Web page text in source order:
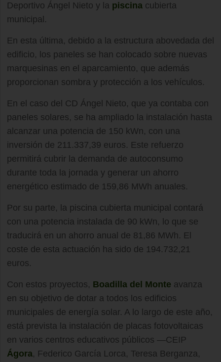
Deportivo Ángel Nieto y la piscina cubierta
municipal.
En esta última, debido a la estructura abovedada del
edificio, los paneles se han colocado sobre nuevas
marquesinas en el aparcamiento, que además
proporcionan sombra y protección a los vehículos.
En el caso del CD Ángel Nieto, que ya contaba con
paneles solares, se ha ampliado la instalación hasta
alcanzar una potencia de 150 kWn, con una
inversión de 211.337,39 euros. Este refuerzo
permitirá cubrir la demanda de autoconsumo
durante toda la jornada y generar un ahorro
energético estimado de 159,86 MWh anuales.
Por su parte, la piscina cubierta municipal contará
con una potencia instalada de 90 kWn, lo que se
traducirá en un ahorro anual de 81,86 MWh. El
coste de esta actuación ha sido de 194.732,21
euros.
Con estos proyectos, Boadilla del Monte avanza
en su objetivo de dotar a todos los edificios
municipales de energía solar. A lo largo de este año,
está prevista la instalación de placas fotovoltaicas
en varios centros educativos públicos —CEIP
Ágora, Federico García Lorca, Teresa Berganza,